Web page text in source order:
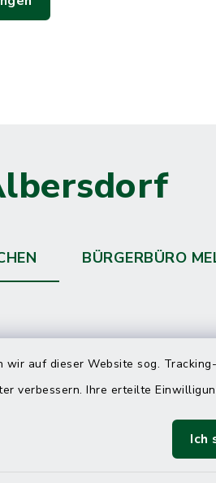
wir auf dieser Website sog.
verbessern. Ihre erteilte
Ich
BÜRGERBÜRO
direkte
Durchwahl
Montag -